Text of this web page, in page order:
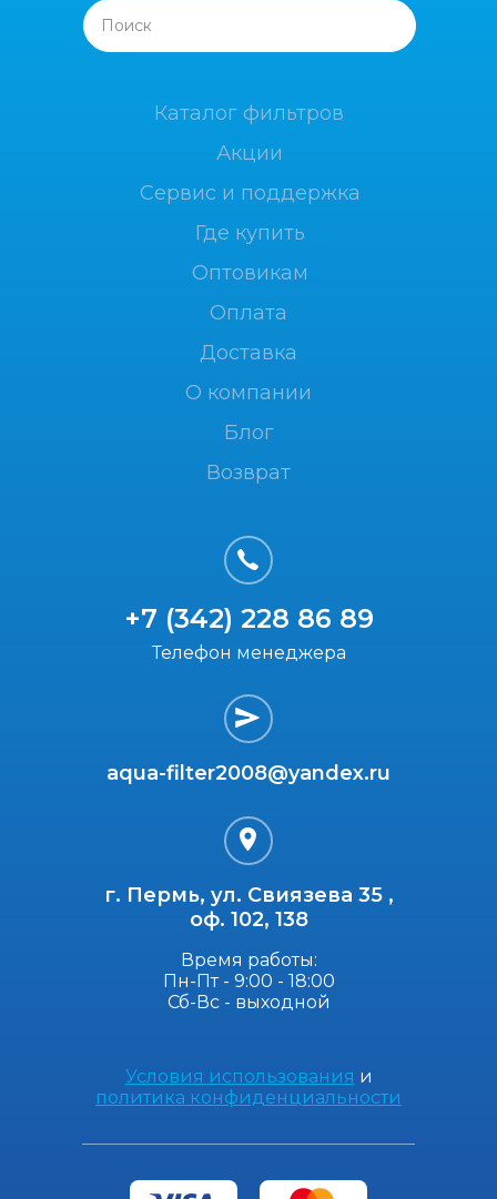
Поиск
+7 (342) 228 86 89
aqua-filter2008@yandex.ru
г. Пермь, ул. Свиязева 35 ,
оф. 102, 138
Телефон менеджера
Время работы:
Пн-Пт - 9:00 - 18:00
Сб-Вс - выходной
Условия использования и
политика конфиденциальности
Каталог фильтров
Оплата
Доставка
О компании
Блог
Возврат
Акции
Сервис и поддержка
Где купить
Оптовикам